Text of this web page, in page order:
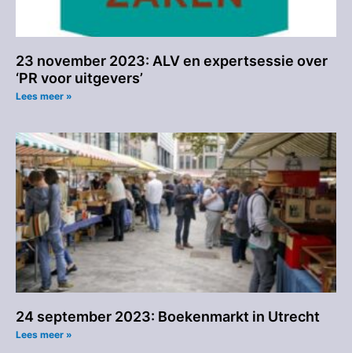
23 november 2023: ALV en expertsessie over
‘PR voor uitgevers’
Lees meer »
24 september 2023: Boekenmarkt in Utrecht
Lees meer »